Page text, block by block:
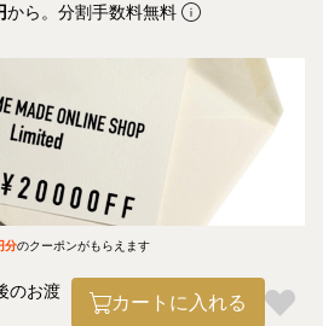
から。分割手数料無料
分のクーポンがもらえます
のお渡
カートに入れる